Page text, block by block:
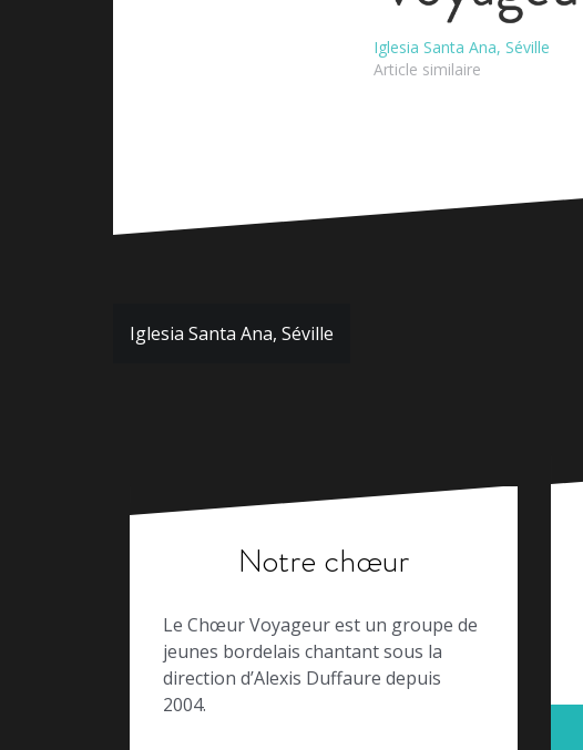
Iglesia Santa Ana, Séville
Article similaire
Navigation
de
Iglesia Santa Ana, Séville
Notre chœur
Le Chœur Voyageur est un groupe de
jeunes bordelais chantant sous la
direction d’Alexis Duffaure depuis
2004.